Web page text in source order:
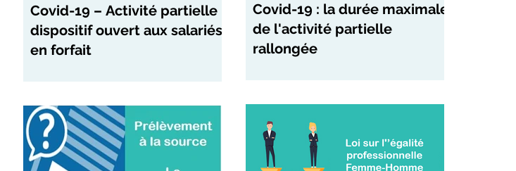
Covid-19 – Activité partielle :
dispositif ouvert aux salariés
en forfait
Covid-19 : la durée maximale
de l'activité partielle
rallongée